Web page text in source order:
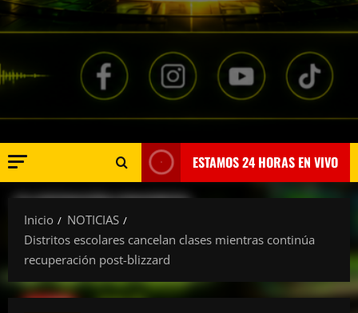
ESTAMOS 24 HORAS EN VIVO
Inicio
NOTICIAS
Distritos escolares cancelan clases mientras continúa
recuperación post-blizzard